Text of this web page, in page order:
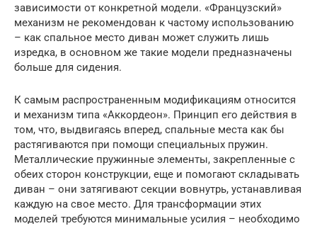
зависимости от конкретной модели. «Французский»
механизм не рекомендован к частому использованию
– как спальное место диван может служить лишь
изредка, в основном же такие модели предназначены
больше для сидения.
К самым распространенным модификациям относится
и механизм типа «Аккордеон». Принцип его действия в
том, что, выдвигаясь вперед, спальные места как бы
растягиваются при помощи специальных пружин.
Металлические пружинные элементы, закрепленные с
обеих сторон конструкции, еще и помогают складывать
диван – они затягивают секции вовнутрь, устанавливая
каждую на свое место. Для трансформации этих
моделей требуются минимальные усилия – необходимо